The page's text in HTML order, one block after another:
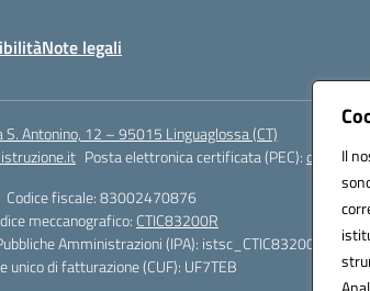
Il
Note legali
S. Antonino, 12 – 95015 Linguaglossa (CT)
Posta elettronica certificata (PEC):
Codice fiscale: 83002470876
meccanografico: CTIC83200R
Amministrazioni (IPA): istsc_CTIC83200R
unico di fatturazione (CUF): UF7TEB